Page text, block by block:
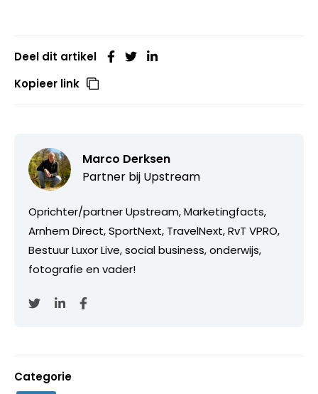
Deel dit artikel
Kopieer link
Marco Derksen
Partner bij Upstream
Oprichter/partner Upstream, Marketingfacts,
Arnhem Direct, SportNext, TravelNext, RvT VPRO,
Bestuur Luxor Live, social business, onderwijs,
fotografie en vader!
Categorie